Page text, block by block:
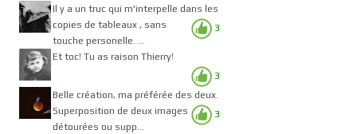
3
Il y a un truc qui m'interpelle dans les
copies de tableaux , sans
touche personelle. ...
3
Et toc! Tu as raison Thierry!
3
Belle création, ma préférée des deux.
Superposition de deux images
détourées ou supp...